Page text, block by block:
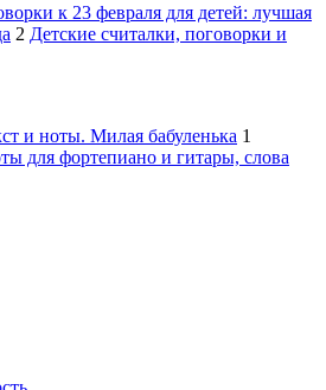
к 23 февраля для детей: лучшая
2 Детские считалки, поговорки и
и ноты. Милая бабуленька 1
для фортепиано и гитары, слова